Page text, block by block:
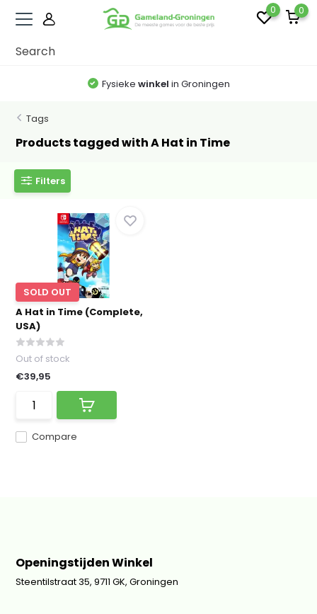
0 0
Fysieke winkel in Groningen
Tags
Products tagged with A Hat in Time
Filters
SOLD OUT
A Hat in Time (Complete,
USA)
Compare
Out of stock
€39,95
Openingstijden Winkel
Steentilstraat 35, 9711 GK, Groningen